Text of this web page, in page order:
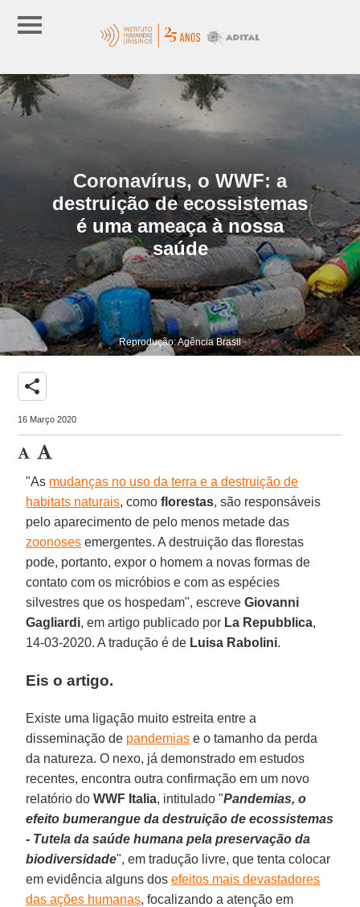
Coronavírus, o WWF: a
destruição de ecossistemas
é uma ameaça à nossa
saúde
Reprodução: Agência Brasil
share
16 Março 2020
"As mudanças no uso da terra e a destruição de
habitats naturais, comoflorestas, são responsáveis
pelo aparecimento de pelo menos metade das
zoonoses emergentes. A destruição das florestas
pode, portanto, expor o homem a novas formas de
contato com os micróbios e com as espécies
silvestres que os hospedam", escreveGiovanni
Gagliardi, em artigo publicado por La Repubblica,
14-03-2020. A tradução é de Luisa Rabolini.
Eis o artigo.
Existe uma ligação muito estreita entre a
disseminação de pandemias e o tamanho da perda
da natureza. O nexo, já demonstrado em estudos
recentes, encontra outra confirmação em um novo
relatório doWWF Italia, intitulado "Pandemias, o
efeito bumerangue da destruição de ecossistemas
- Tutela da saúde humana pela preservação da
biodiversidade", em tradução livre, que tenta colocar
em evidência alguns dosefeitos mais devastadores
das ações humanas, focalizando a atenção em